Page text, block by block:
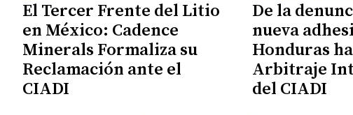
El Tercer Frente del Litio
en México: Cadence
Minerals Formaliza su
Reclamación ante el
CIADI
De la
nueva
Honduras
Arbitraje
del CIADI